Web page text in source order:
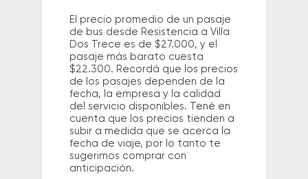
El precio promedio de un pasaje
de bus desde Resistencia a Villa
Dos Trece es de $27.000, y el
pasaje más barato cuesta
$22.300. Recordá que los precios
de los pasajes dependen de la
fecha, la empresa y la calidad
del servicio disponibles. Tené en
cuenta que los precios tienden a
subir a medida que se acerca la
fecha de viaje, por lo tanto te
sugerimos comprar con
anticipación.